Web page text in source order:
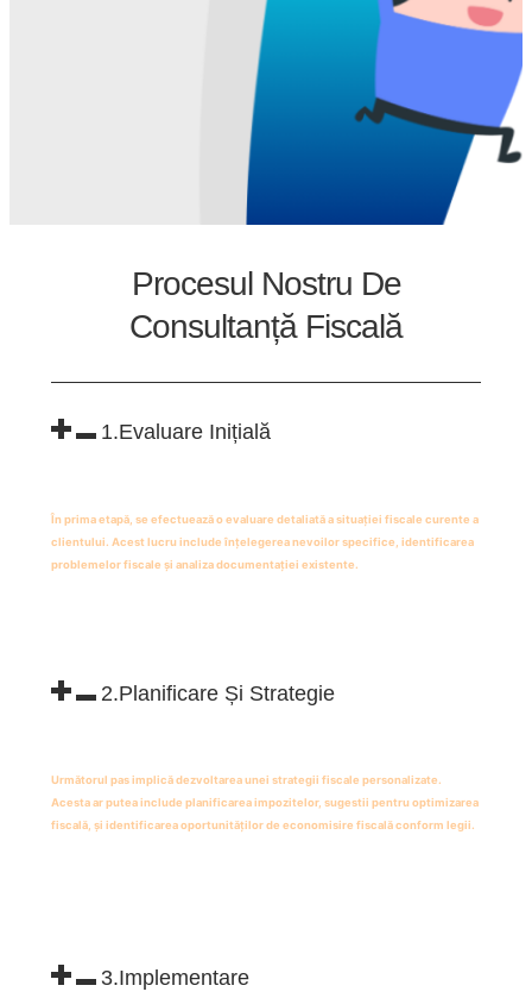
Procesul Nostru De
Consultanță Fiscală
1.Evaluare Inițială
În prima etapă, se efectuează o evaluare detaliată a situației fiscale curente a
clientului. Acest lucru include înțelegerea nevoilor specifice, identificarea
problemelor fiscale și analiza documentației existente.
2.Planificare Și Strategie
Următorul pas implică dezvoltarea unei strategii fiscale personalizate.
Acesta ar putea include planificarea impozitelor, sugestii pentru optimizarea
fiscală, și identificarea oportunităților de economisire fiscală conform legii.
3.Implementare